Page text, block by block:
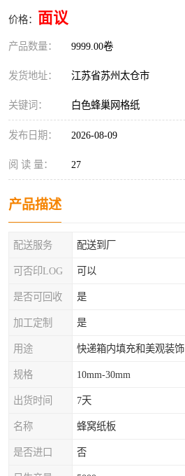
价格： 面议
产品数量： 9999.00卷
发货地址： 江苏省苏州太仓市
关键词： 白色蜂巢网格纸
发布日期： 2026-08-09
阅 读 量： 27
产品描述
配送服务 配送到厂
可否印LOG 可以
是否可回收 是
加工定制 是
用途 快递箱内填充和美观装饰
规格 10mm-30mm
出货时间 7天
名称 蜂窝纸板
是否进口 否